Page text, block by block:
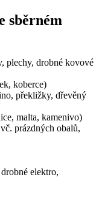
sběrném
plechy, drobné kovové
koberce)
překližky, dřevěný
malta, kamenivo)
prázdných obalů,
elektro,